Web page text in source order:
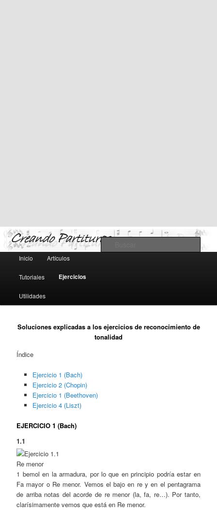
Teoría y notación musical, software y MIDI
Menú
Ir
al
contenido
Ir
al
contenido
Inicio Artículos
Tutoriales Ejercicios
Utilidades
Soluciones explicadas a los ejercicios de reconocimiento de
tonalidad
Índice
Ejercicio 1 (Bach)
Ejercicio 2 (Chopin)
Ejercicio 1 (Beethoven)
Ejercicio 4 (Liszt)
EJERCICIO 1 (Bach)
1.1
Re menor
1 bemol en la armadura, por lo que en principio podría estar en
Fa mayor o Re menor. Vemos el bajo en re y en el pentagrama
de arriba notas del acorde de re menor (la, fa, re…). Por tanto,
clarísimamente vemos que está en Re menor.